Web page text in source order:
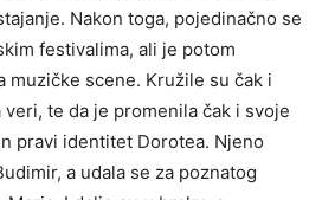
Nakon toga, pojedinačno se
festivalima, ali je potom
muzičke scene. Kružile su čak i
te da je promenila čak i svoje
pravi identitet Dorotea. Njeno
a udala se za poznatog